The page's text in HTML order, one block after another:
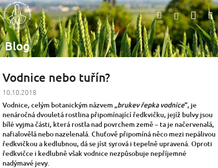
Přejít
na
obsah
HledatPřihlášení
Blog
Vodnice nebo tuřín?
10.10.2018
Vodnice, celým botanickým názvem „brukev řepka vodnice“, je
nenáročná dvouletá rostlina připomínající ředkvičku, jejíž bulvy jsou
bílé vyjma části, která rostla nad povrchem země – ta je načervenalá,
nafialovělá nebo nazelenalá. Chuťově připomíná něco mezi nepálivou
ředkvičkou a kedlubnou, dá se jíst syrová i tepelně upravená. Oproti
ředkvičce i kedlubně však vodnice nezpůsobuje nepříjemné
nadýmavé jevy.